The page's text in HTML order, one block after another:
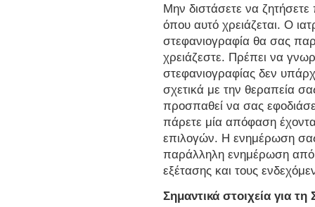
Μην διστάσετε να ζητήσετε
όπου αυτό χρειάζεται. Ο
στεφανιογραφία θα σας
χρειάζεστε. Πρέπει να
στεφανιογραφίας δεν
σχετικά με την θεραπεία
προσπαθεί να σας
πάρετε μία απόφαση
επιλογών. Η ενημέρωση σας
παράλληλη ενημέρωση από
εξέτασης και τους
Σημαντικά στοιχεία για